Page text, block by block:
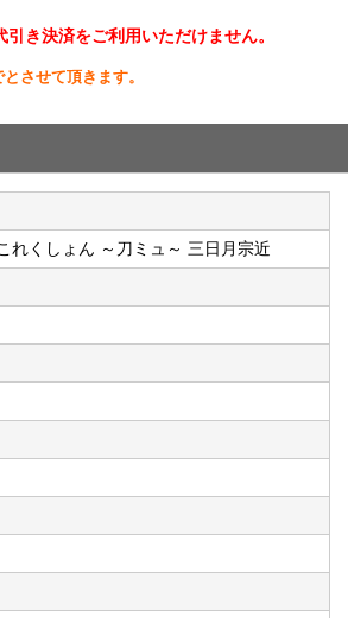
引き決済をご利用いただけません。
させて頂きます。
れくしょん ～刀ミュ～ 三日月宗近